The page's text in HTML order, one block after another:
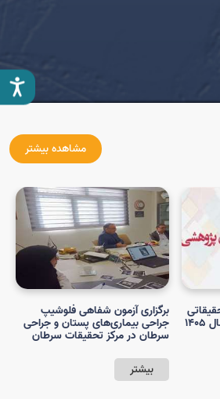
مشاهده بیشتر
برگزاری آزمون شفاهی فلوشیپ
جراحی بیماری‌های پستان و جراحی
سرطان در مرکز تحقیقات سرطان
بیشتر